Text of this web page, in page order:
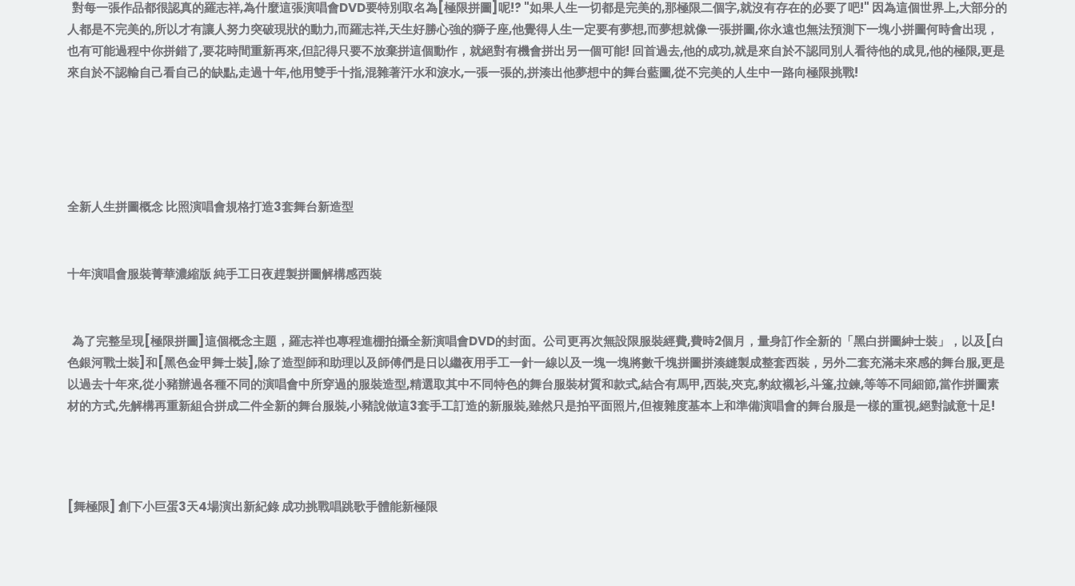
對每一張作品都很認真的羅志祥,為什麼這張演唱會DVD要特別取名為 [極限拼圖] 呢!? "如果人生一切都是完美的,那極限二個字,就沒有存在的必要了吧!" 因為這個世界上,大部分的
人都是不完美的,所以才有讓人努力突破現狀的動力,而羅志祥,天生好勝心強的獅子座,他覺得人生一定要有夢想,而夢想就像一張拼圖,你永遠也無法預測下一塊小拼圖何時會出現，
也有可能過程中你拼錯了,要花時間重新再來,但記得只要不放棄拼這個動作，就絕對有機會拼出另一個可能! 回首過去,他的成功,就是來自於不認同別人看待他的成見,他的極限,更是
來自於不認輸自己看自己的缺點,走過十年,他用雙手十指,混雜著汗水和淚水,一張一張的,拼湊出他夢想中的舞台藍圖,從不完美的人生中一路向極限挑戰!
全新人生拼圖概念 比照演唱會規格打造3套舞台新造型
十年演唱會服裝菁華濃縮版純手工日夜趕製拼圖解構感西裝
為了完整呈現 [極限拼圖] 這個概念主題，羅志祥也專程進棚拍攝全新演唱會DVD的封面。公司更再次無設限服裝經費,費時2個月，量身訂作全新的「黑白拼圖紳士裝」，以及 [白
色銀河戰士裝] 和 [黑色金甲舞士裝],除了造型師和助理以及師傅們是日以繼夜用手工一針一線以及一塊一塊將數千塊拼圖拼湊縫製成整套西裝，另外二套充滿未來感的舞台服,更是
以過去十年來,從小豬辦過各種不同的演唱會中所穿過的服裝造型,精選取其中不同特色的舞台服裝材質和款式,結合有馬甲,西裝,夾克,豹紋襯衫,斗篷,拉鍊,等等不同細節,當作拼圖素
材的方式,先解構再重新組合拼成二件全新的舞台服裝,小豬說做這3套手工訂造的新服裝,雖然只是拍平面照片,但複雜度基本上和準備演唱會的舞台服是一樣的重視,絕對誠意十足!
[舞極限] 創下小巨蛋3天4場演出新紀錄成功挑戰唱跳歌手體能新極限